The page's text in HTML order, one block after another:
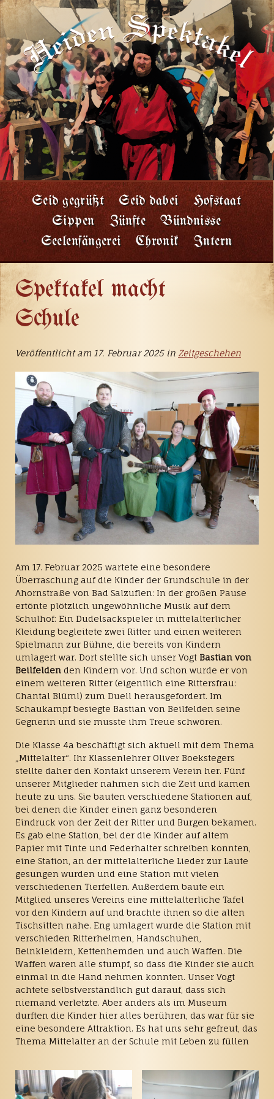
Seid gegrüßt Seid dabei
Hofstaat
Sippen
Zünfte
Bündnisse
Seelenfängerei
Chronik Intern
Spektakel macht
Schule
Veröffentlicht am 17. Februar 2025 in Zeitgeschehen
Am 17. Februar 2025 wartete eine besondere
Überraschung auf die Kinder der Grundschule in der
Ahornstraße von Bad Salzuflen: In der großen Pause
ertönte plötzlich ungewöhnliche Musik auf dem
Schulhof: Ein Dudelsackspieler in mittelalterlicher
Kleidung begleitete zwei Ritter und einen weiteren
Spielmann zur Bühne, die bereits von Kindern
umlagert war. Dort stellte sich unser Vogt Bastian von
Beilfelden den Kindern vor. Und schon wurde er von
einem weiteren Ritter (eigentlich eine Rittersfrau:
Chantal Blüml) zum Duell herausgefordert. Im
Schaukampf besiegte Bastian von Beilfelden seine
Gegnerin und sie musste ihm Treue schwören.
Die Klasse 4a beschäftigt sich aktuell mit dem Thema
„Mittelalter“. Ihr Klassenlehrer Oliver Boekstegers
stellte daher den Kontakt unserem Verein her. Fünf
unserer Mitglieder nahmen sich die Zeit und kamen
heute zu uns. Sie bauten verschiedene Stationen auf,
bei denen die Kinder einen ganz besonderen
Eindruck von der Zeit der Ritter und Burgen bekamen.
Es gab eine Station, bei der die Kinder auf altem
Papier mit Tinte und Federhalter schreiben konnten,
eine Station, an der mittelalterliche Lieder zur Laute
gesungen wurden und eine Station mit vielen
verschiedenen Tierfellen. Außerdem baute ein
Mitglied unseres Vereins eine mittelalterliche Tafel
vor den Kindern auf und brachte ihnen so die alten
Tischsitten nahe. Eng umlagert wurde die Station mit
verschieden Ritterhelmen, Handschuhen,
Beinkleidern, Kettenhemden und auch Waffen. Die
Waffen waren alle stumpf, so dass die Kinder sie auch
einmal in die Hand nehmen konnten. Unser Vogt
achtete selbstverständlich gut darauf, dass sich
niemand verletzte. Aber anders als im Museum
durften die Kinder hier alles berühren, das war für sie
eine besondere Attraktion. Es hat uns sehr gefreut, das
Thema Mittelalter an der Schule mit Leben zu füllen